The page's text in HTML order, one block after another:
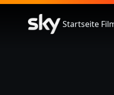
Startseite
Hans im Glück